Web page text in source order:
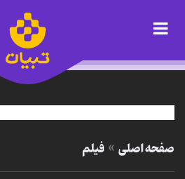
صفحه اصلی فیلم